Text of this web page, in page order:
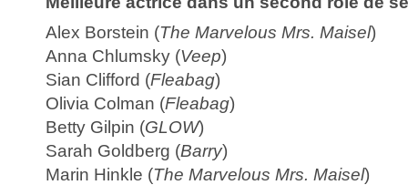
Alex Borstein (The Marvelous Mrs. Maisel)
Anna Chlumsky (Veep)
Sian Clifford (Fleabag)
Olivia Colman (Fleabag)
Betty Gilpin (GLOW)
Sarah Goldberg (Barry)
Marin Hinkle (The Marvelous Mrs. Maisel)